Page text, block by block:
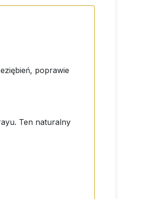
poprawie
Ten naturalny